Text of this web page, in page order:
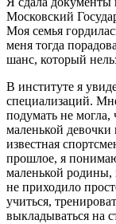
Московский
Моя семья
меня тогда
шанс, который
В институте я
специализаций.
подумать не могла,
маленькой девочки
известная
прошлое, я
маленькой
не приходило
учиться,
выкладываться на